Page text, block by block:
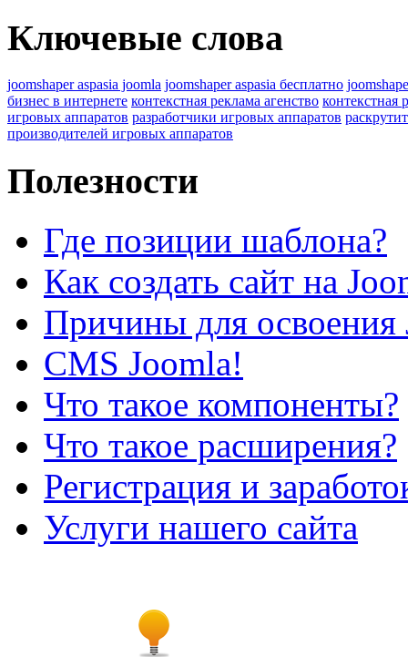
Ключевые слова
joomshaper aspasia joomla joomshaper aspasia бесплатно
бизнес в интернете контекстная реклама агенство контекстная
игровых аппаратов разработчики игровых аппаратов
производителей игровых аппаратов
Полезности
Где позиции шаблона?
Как создать сайт на
Причины для освоения
CMS Joomla!
Что такое компоненты?
Что такое расширения?
Регистрация и
Услуги нашего сайта